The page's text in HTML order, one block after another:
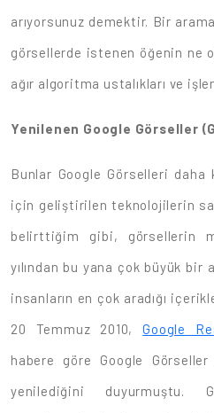
arıyorsunuz demektir. Bir
görsellerde istenen öğenin ne
ağır algoritma ustalıkları ve
Yenilenen Google Görseller
Bunlar Google Görselleri daha
için geliştirilen teknolojilerin
belirttiğim gibi, görsellerin
yılından bu yana çok büyük
insanların en çok aradığı
20 Temmuz 2010,Google
habere göre Google
yenilediğini duyurmuştu.